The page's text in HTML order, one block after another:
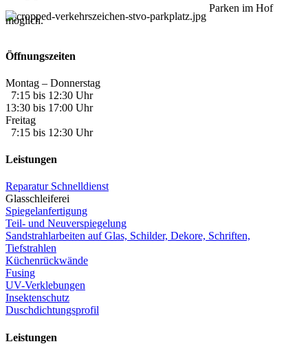
Parken im Hof
möglich.
Öffnungszeiten
Montag – Donnerstag
7:15 bis 12:30 Uhr
13:30 bis 17:00 Uhr
Freitag
7:15 bis 12:30 Uhr
Leistungen
Reparatur Schnelldienst
Glasschleiferei
Spiegelanfertigung
Teil- und Neuverspiegelung
Sandstrahlarbeiten auf Glas, Schilder, Dekore, Schriften,
Tiefstrahlen
Küchenrückwände
Fusing
UV-Verklebungen
Insektenschutz
Duschdichtungsprofil
Leistungen